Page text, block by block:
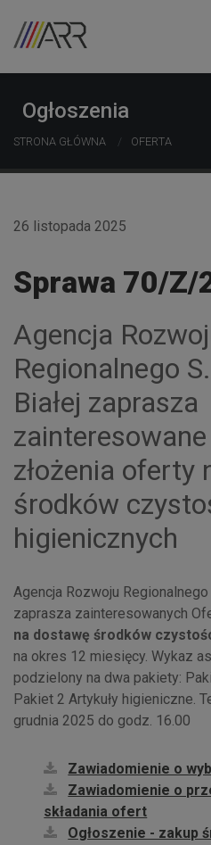
Ogłoszenia
STRONA GŁÓWNA OFERTA
26 listopada 2025
Sprawa 70/Z/
Agencja
Regionalnego
Białej zaprasza
złożenia oferty
środków
higienicznych
Agencja Rozwoju
zaprasza zainteresowanych
na dostawę środków
na okres 12 miesięcy. Wykaz
podzielony na dwa pakiety:
Pakiet 2 Artykuły higieniczne.
grudnia 2025 do godz. 16.00
Zawiadomienie o
Zawiadomienie o
składania ofert
Ogłoszenie - zakup